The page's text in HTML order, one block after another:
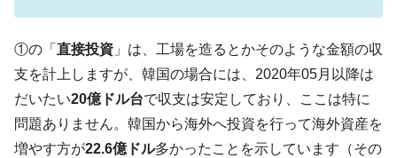
ドを掲げる「在韓反米勢力」
『Money1』
韓国政府「2035年までに18.4GW規模のAIデ
ータセンター整備」⇒ だから無理だってば。
『Money1』
JPモルガン「韓国レバレッジETFの清算は
ほぼ終わった」
①の「 直接投資 」は、工場を造るとかそのような金額の収
支を計上しますが、韓国の場合には、2020年05月以降は
だいたい20億ドル台で収支は安定しており、ここは特に
問題ありません。韓国から海外へ投資を行って海外資産を
増やす方が22.6億ドル多かったことを示しています（その